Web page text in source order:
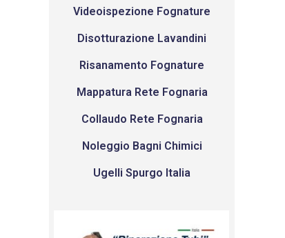
Videoispezione Fognature
Disotturazione Lavandini
Risanamento Fognature
Mappatura Rete Fognaria
Collaudo Rete Fognaria
Noleggio Bagni Chimici
Ugelli Spurgo Italia